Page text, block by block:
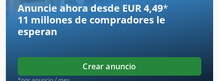
Anuncie ahora desde EUR 4,49*
11 millones de compradores le
esperan
Crear anuncio